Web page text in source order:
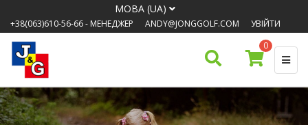
МОВА (UA)
+38(063)610-56-66- МЕНЕДЖЕР ANDY@JONGGOLF.COM
УВІЙТИ
0